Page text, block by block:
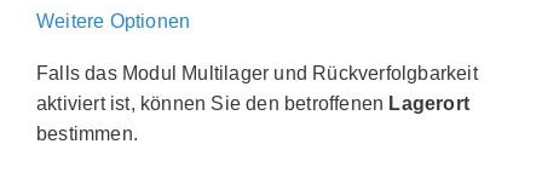
Weitere Optionen
Falls das Modul Multilager und Rückverfolgbarkeit
aktiviert ist, können Sie den betroffenen Lagerort
bestimmen.